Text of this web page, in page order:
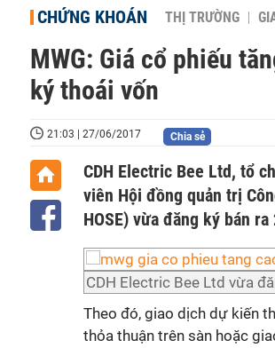
CHỨNG KHOÁN THỊ TRƯỜNG
MWG: Giá cổ phiếu
ký thoái vốn
21:03 | 27/06/2017 Chia sẻ
CDH Electric Bee Ltd, tổ
viên Hội đồng quản trị
HOSE) vừa đăng ký bán
CDH Electric Bee Ltd vừa
Theo đó, giao dịch dự kiến
thỏa thuận trên sàn hoặc